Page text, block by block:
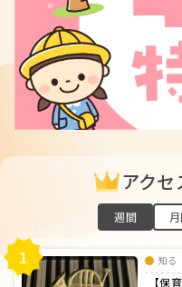
アク
週間
1 知る
【保